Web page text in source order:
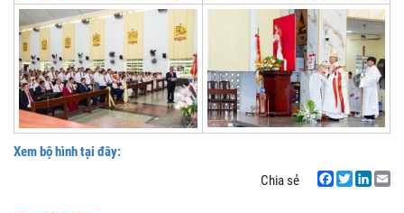
Xem bộ hình tại đây:
Chia sẻ